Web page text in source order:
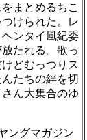
まとめるちこ
けられた。レ
ンタイ風紀委
たれる。歌っ
どむっつりス
たちの絆を切
ん大集合のゆ
ングマガジン